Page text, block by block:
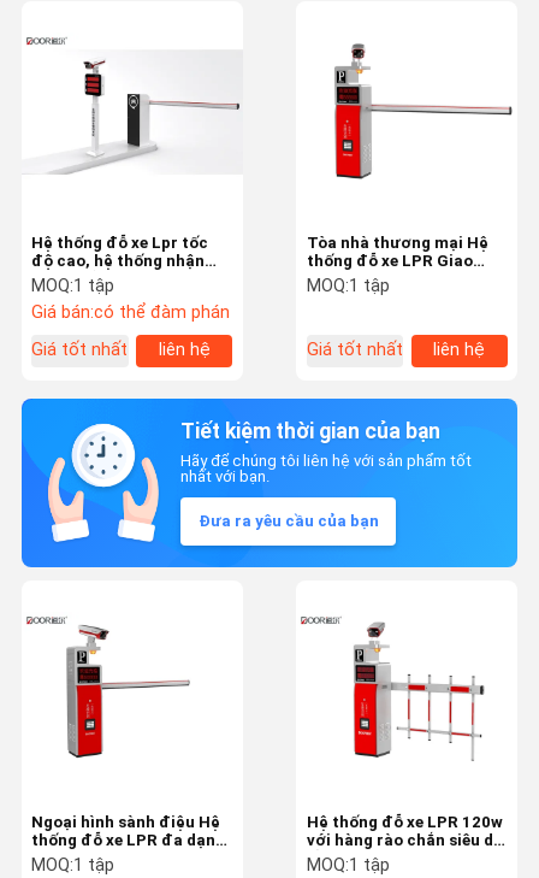
Hệ thống đỗ xe Lpr tốc
độ cao, hệ thống nhận
dạng biển số xe
MOQ:1 tập
Giá bán:có thể đàm phán
Giá tốt nhất
liên hệ
Tòa nhà thương mại Hệ
thống đỗ xe LPR Giao
diện truyền thông TCP /
IP
MOQ:1 tập
Giá tốt nhất liên hệ
Tiết kiệm thời gian của bạn
Hãy để chúng tôi liên hệ với sản phẩm tốt
nhất với bạn.
Đưa ra yêu cầu của bạn
Hệ thống đỗ xe LPR 120w
với hàng rào chắn siêu dễ
lắp đặt
MOQ:1 tập
Ngoại hình sành điệu Hệ
thống đỗ xe LPR đa dạng
về chức năng thanh toán
MOQ:1 tập